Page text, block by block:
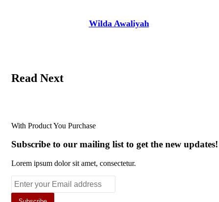
Wilda Awaliyah
Read Next
With Product You Purchase
Subscribe to our mailing list to get the new updates!
Lorem ipsum dolor sit amet, consectetur.
Enter
your
Email